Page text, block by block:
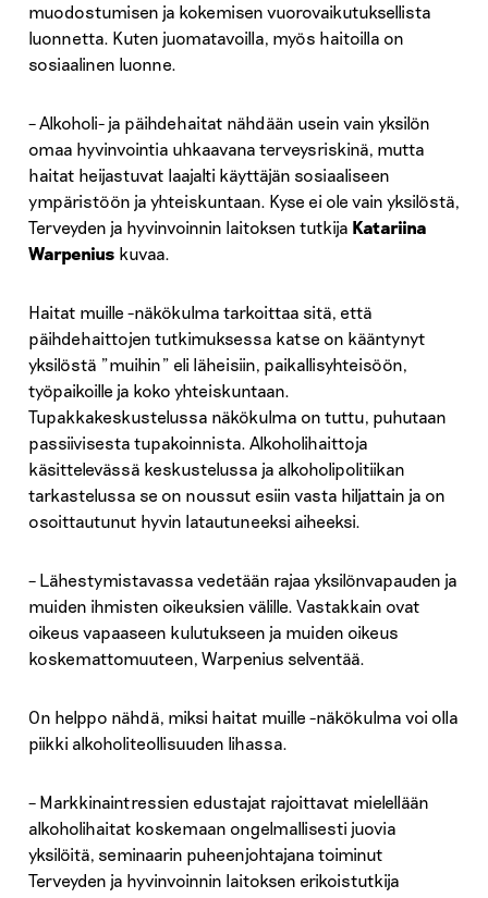
muodostumisen ja kokemisen vuorovaikutuksellista
luonnetta. Kuten juomatavoilla, myös haitoilla on
sosiaalinen luonne.
– Alkoholi- ja päihdehaitat nähdään usein vain yksilön
omaa hyvinvointia uhkaavana terveysriskinä, mutta
haitat heijastuvat laajalti käyttäjän sosiaaliseen
ympäristöön ja yhteiskuntaan. Kyse ei ole vain yksilöstä,
Terveyden ja hyvinvoinnin laitoksen tutkija Katariina
Warpenius kuvaa.
Haitat muille -näkökulma tarkoittaa sitä, että
päihdehaittojen tutkimuksessa katse on kääntynyt
yksilöstä ”muihin” eli läheisiin, paikallisyhteisöön,
työpaikoille ja koko yhteiskuntaan.
Tupakkakeskustelussa näkökulma on tuttu, puhutaan
passiivisesta tupakoinnista. Alkoholihaittoja
käsittelevässä keskustelussa ja alkoholipolitiikan
tarkastelussa se on noussut esiin vasta hiljattain ja on
osoittautunut hyvin latautuneeksi aiheeksi.
– Lähestymistavassa vedetään rajaa yksilönvapauden ja
muiden ihmisten oikeuksien välille. Vastakkain ovat
oikeus vapaaseen kulutukseen ja muiden oikeus
koskemattomuuteen, Warpenius selventää.
On helppo nähdä, miksi haitat muille -näkökulma voi olla
piikki alkoholiteollisuuden lihassa.
– Markkinaintressien edustajat rajoittavat mielellään
alkoholihaitat koskemaan ongelmallisesti juovia
yksilöitä, seminaarin puheenjohtajana toiminut
Terveyden ja hyvinvoinnin laitoksen erikoistutkija